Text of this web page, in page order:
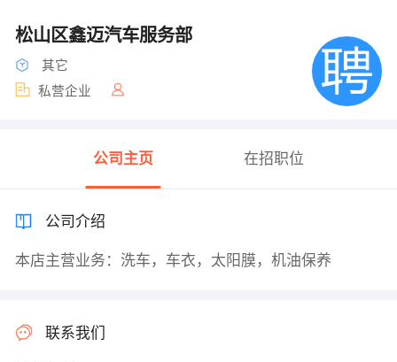
松山区鑫迈汽车服务部
其它
私营企业
公司主页 在招职位
公司介绍
本店主营业务：洗车，车衣，太阳膜，机油保养
联系我们